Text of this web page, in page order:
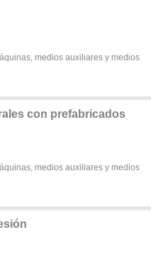
medios auxiliares y medios
con prefabricados
medios auxiliares y medios